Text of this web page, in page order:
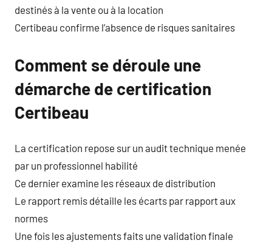
destinés à la vente ou à la location
Certibeau confirme l’absence de risques sanitaires
Comment se déroule une
démarche de certification
Certibeau
La certification repose sur un audit technique menée
par un professionnel habilité
Ce dernier examine les réseaux de distribution
Le rapport remis détaille les écarts par rapport aux
normes
Une fois les ajustements faits une validation finale